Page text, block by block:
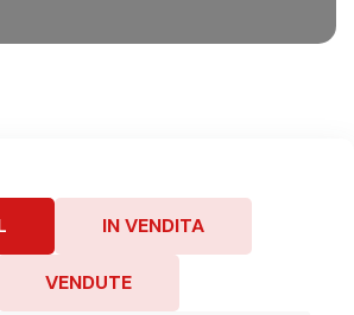
IN VENDITA
VENDUTE